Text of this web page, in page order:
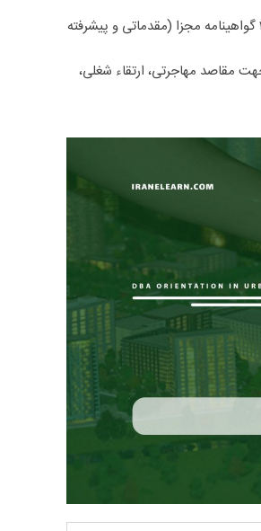
این دوره شامل ۲ بخش مقدماتی ۳۰۰ ساعت و پیشرفته ۳۰۰ ساعت می باشد و به متقاضیانی که از محتوای آموزشی بهره مند می گردند و با موفقیت ارزیابی را پشت سر می گذارند ۲ گواهینامه مجزا (مقدماتی و پیشرفته
مقاصد مهاجرتی، ارتقاء شغلی،